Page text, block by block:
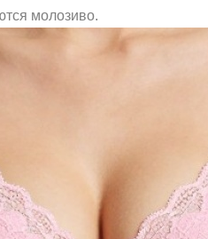
молозиво.